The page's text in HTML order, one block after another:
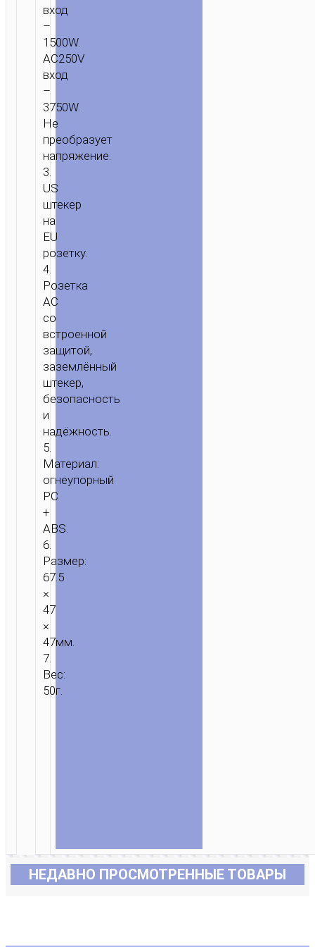
ГЛАВНАЯ
АДАПТЕРЫ / АДАПТЕР
вход
–
1500W.
AC250V
вход
–
3750W.
Не
преобразует
напряжение.
3.
US
штекер
на
EU
розетку.
4.
Розетка
AC
со
встроенной
защитой,
заземлённый
штекер,
безопасность
и
надёжность.
5.
Материал:
огнеупорный
PC
+
ABS.
6.
Размер:
67.5
×
47
×
47мм.
7.
Вес:
50г.
НЕДАВНО ПРОСМОТРЕННЫЕ ТОВАРЫ